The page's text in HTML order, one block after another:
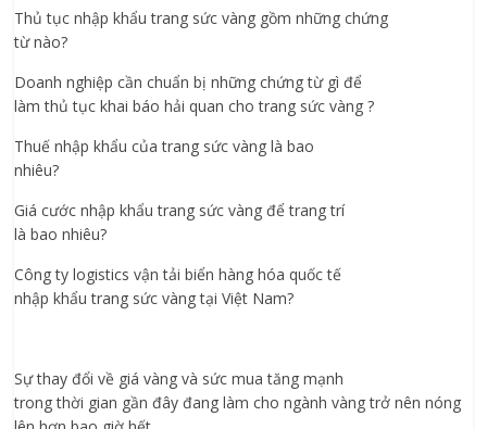
Thủ tục nhập khẩu trang sức vàng gồm những chứng
từ nào?
Doanh nghiệp cần chuẩn bị những chứng từ gì để
làm thủ tục khai báo hải quan cho trang sức vàng ?
Thuế nhập khẩu của trang sức vàng là bao
nhiêu?
Giá cước nhập khẩu trang sức vàng để trang trí
là bao nhiêu?
Công ty logistics vận tải biển hàng hóa quốc tế
nhập khẩu trang sức vàng tại Việt Nam?
Sự thay đổi về giá vàng và sức mua tăng mạnh
trong thời gian gần đây đang làm cho ngành vàng trở nên nóng